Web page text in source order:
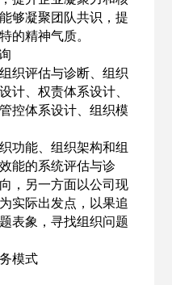
够凝聚团队共识，提
的精神气质。
评估与诊断、组织
计、权责体系设计、
控体系设计、组织模
能、组织架构和组
能的系统评估与诊
，另一方面以公司现
实际出发点，以果追
表象，寻找组织问题
模式